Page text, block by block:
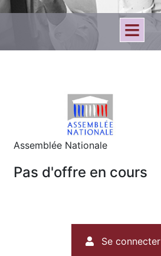
Assemblée Nationale
Pas d'offre en cours
Se connecter